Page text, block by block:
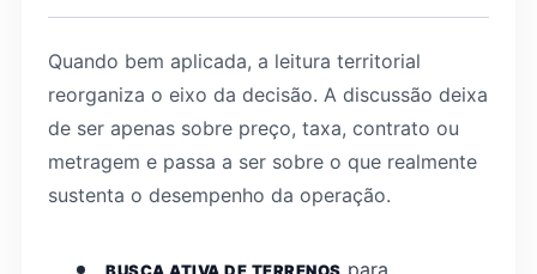
Quando bem aplicada, a leitura territorial
reorganiza o eixo da decisão. A discussão deixa
de ser apenas sobre preço, taxa, contrato ou
metragem e passa a ser sobre o que realmente
sustenta o desempenho da operação.
BUSCA ATIVA DE TERRENOS para